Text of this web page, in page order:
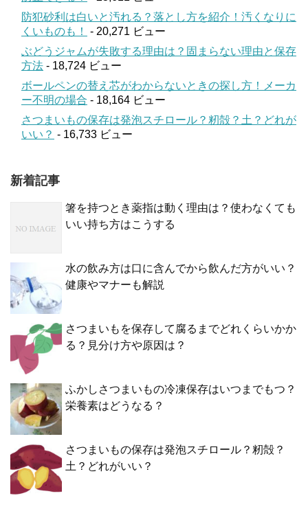
防犯砂利は白いと汚れる？落とし方を紹介！汚くなりに
くいものも！
- 20,271 ビュー
ぶどうジャムが失敗する理由は？固まらない理由と保存
方法 - 18,724 ビュー
ボールペンの替え芯がわからないときの探し方！メーカ
ー不明の場合 - 18,164 ビュー
さつまいもの保存は発泡スチロール？籾殻？土？どれが
いい？ - 16,733 ビュー
新着記事
箸を持つとき薬指は動く理由は？使わなくても
いい持ち方はこうする
水の飲み方は口に含んでから飲んだ方がいい？
健康やマナーも解説
さつまいもを保存して腐るまでどれくらいかか
る？見分け方や原因は？
ふかしさつまいもの冷凍保存はいつまでもつ？
栄養素はどうなる？
さつまいもの保存は発泡スチロール？籾殻？
土？どれがいい？